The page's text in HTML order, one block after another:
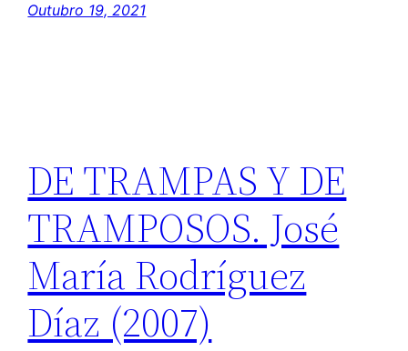
Outubro 19, 2021
DE TRAMPAS Y DE
TRAMPOSOS. José
María Rodríguez
Díaz (2007)